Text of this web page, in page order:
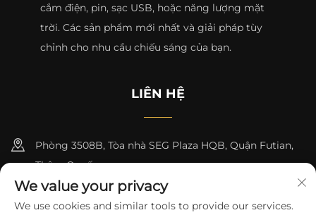
cắm điện, pin, sạc USB, hoặc năng lượng mặt
trời. Các sản phẩm mới nhất và giải pháp tùy
chỉnh cho nhu cầu chiếu sáng của bạn.
LIÊN HỆ
Phòng 3508B, Tòa nhà SEG Plaza HQB, Quận Futian,
Thâm Quyến
+8615817427232
We value your privacy
We use cookies and similar tools to provide our services.